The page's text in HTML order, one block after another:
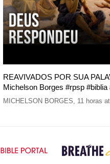
REAVIVADOS POR SUA
Michelson Borges #rpsp #biblia
MICHELSON BORGES 11 horas